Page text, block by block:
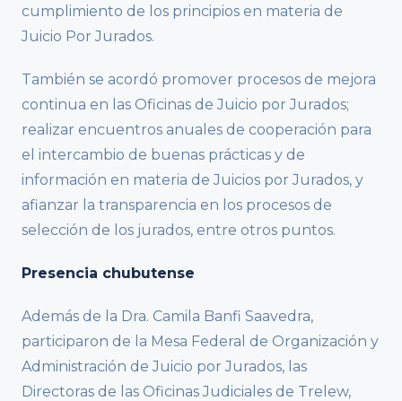
cumplimiento de los principios en materia de
Juicio Por Jurados.
También se acordó promover procesos de mejora
continua en las Oficinas de Juicio por Jurados;
realizar encuentros anuales de cooperación para
el intercambio de buenas prácticas y de
información en materia de Juicios por Jurados, y
afianzar la transparencia en los procesos de
selección de los jurados, entre otros puntos.
Presencia chubutense
Además de la Dra. Camila Banfi Saavedra,
participaron de la Mesa Federal de Organización y
Administración de Juicio por Jurados, las
Directoras de las Oficinas Judiciales de Trelew,